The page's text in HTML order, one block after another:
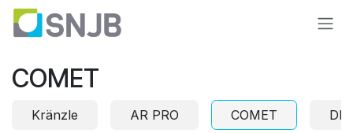
Se rendre au contenu
COMET
Kränzle AR PRO COMET